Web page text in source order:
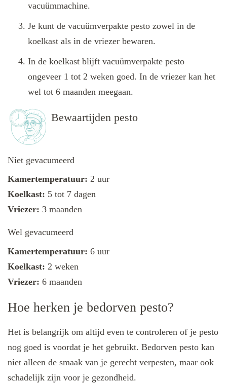
vacuümmachine.
Je kunt de vacuümverpakte pesto zowel in de
koelkast als in de vriezer bewaren.
In de koelkast blijft vacuümverpakte pesto
ongeveer 1 tot 2 weken goed. In de vriezer kan het
wel tot 6 maanden meegaan.
Bewaartijden pesto
Niet gevacumeerd
Kamertemperatuur: 2 uur
Koelkast: 5 tot 7 dagen
Vriezer: 3 maanden
Wel gevacumeerd
Kamertemperatuur: 6 uur
Koelkast: 2 weken
Vriezer: 6 maanden
Hoe herken je bedorven pesto?
Het is belangrijk om altijd even te controleren of je pesto
nog goed is voordat je het gebruikt. Bedorven pesto kan
niet alleen de smaak van je gerecht verpesten, maar ook
schadelijk zijn voor je gezondheid.